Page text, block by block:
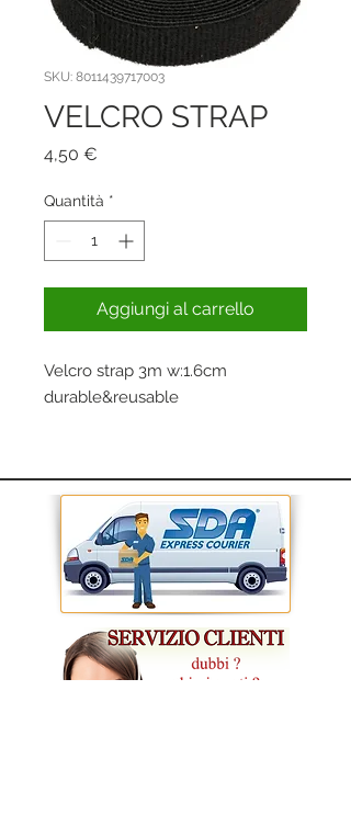
SKU: 8011439717003
VELCRO STRAP
4,50 €
Quantità *
Aggiungi al carrello
Velcro strap 3m w:1.6cm
durable&reusable